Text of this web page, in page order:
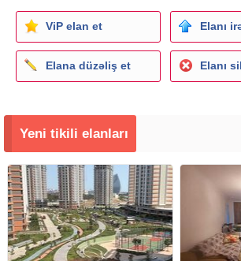
ViP elan et Elanı
Elana düzəliş et Elanı sil
Yeni tikili elanları